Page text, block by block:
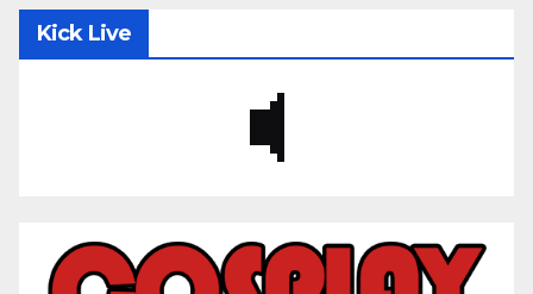
Kick Live